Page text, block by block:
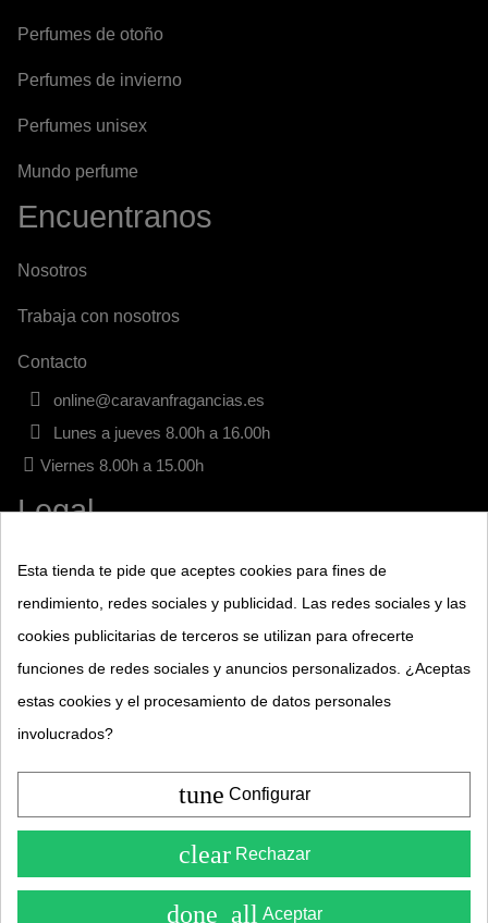
Perfumes de otoño
Perfumes de invierno
Perfumes unisex
Mundo perfume
Encuentranos
Nosotros
Trabaja con nosotros
Contacto
online@caravanfragancias.es
Lunes a jueves 8.00h a 16.00h
Viernes 8.00h a 15.00h
Legal
Aviso legal
Términos y condiciones
Política de Cookies
Esta tienda te pide que aceptes cookies para fines de
rendimiento, redes sociales y publicidad. Las redes sociales y las
cookies publicitarias de terceros se utilizan para ofrecerte
funciones de redes sociales y anuncios personalizados. ¿Aceptas
estas cookies y el procesamiento de datos personales
involucrados?
tune Configurar
clear Rechazar
done_all Aceptar